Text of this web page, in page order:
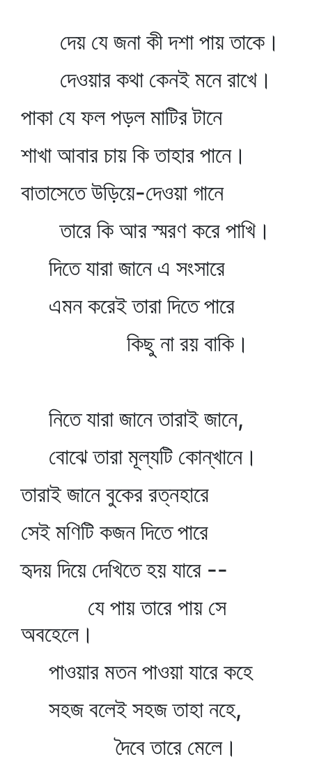
দেয় যে জনা কী দশা পায় তাকে।
দেওয়ার কথা কেনই মনে রাখে।
পাকা যে ফল পড়ল মাটির টানে
শাখা আবার চায় কি তাহার পানে।
বাতাসেতে উড়িয়ে-দেওয়া গানে
তারে কি আর স্মরণ করে পাখি।
দিতে যারা জানে এ সংসারে
এমন করেই তারা দিতে পারে
কিছু না রয় বাকি।
নিতে যারা জানে তারাই জানে,
বোঝে তারা মূল্যটি কোন্‌খানে।
তারাই জানে বুকের রত্নহারে
সেই মণিটি কজন দিতে পারে
হৃদয় দিয়ে দেখিতে হয় যারে --
যে পায় তারে পায় সে
অবহেলে।
পাওয়ার মতন পাওয়া যারে কহে
সহজ বলেই সহজ তাহা নহে,
দৈবে তারে মেলে।